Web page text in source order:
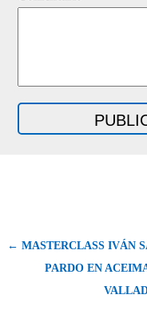
← MASTERCLASS IVÁN
PARDO EN